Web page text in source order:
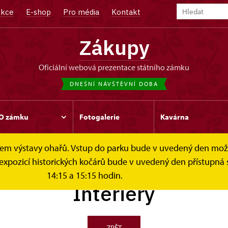
E-shop Pro média Kontakt
Zákupy
oficiální webová prezentace státního zámku
DNEŠNÍ NÁVŠTĚVNÍ DOBA
zámku Fotogalerie Kavárna
výstavy ohařů. Vstup do parku bude v uvedený den
historických kočárů bude v uvedený den přístupná
14:15 a 15:15 hodin.
Interiéry